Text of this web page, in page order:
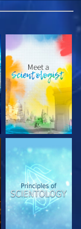
UTFORSKA
SERIEN